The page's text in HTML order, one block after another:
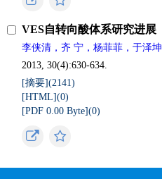
VES自转向酸体系研究进展
李侠清，齐 宁，杨菲菲，于泽坤
2013, 30(4):630-634.
[摘要](2141)
[HTML](0)
[PDF 0.00 Byte](0)